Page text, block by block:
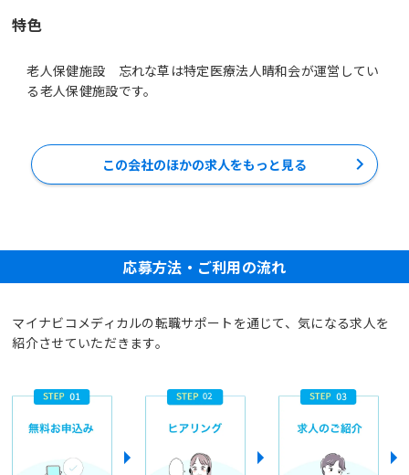
特色
老人保健施設 忘れな草は特定医療法人晴和会が運営してい
る老人保健施設です。
この会社のほかの求人をもっと見る
応募方法・ご利用の流れ
マイナビコメディカルの転職サポートを通じて、気になる求人を
紹介させていただきます。